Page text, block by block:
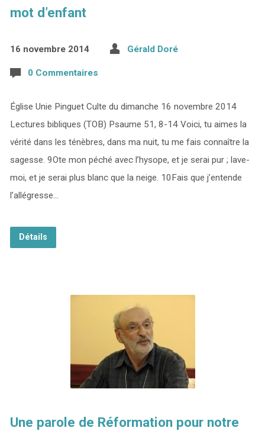
mot d’enfant
16 novembre 2014 Gérald Doré
0 Commentaires
Église Unie Pinguet Culte du dimanche 16 novembre 2014
Lectures bibliques (TOB) Psaume 51, 8-14 Voici, tu aimes la
vérité dans les ténèbres, dans ma nuit, tu me fais connaître la
sagesse. 9Ote mon péché avec l’hysope, et je serai pur ; lave-
moi, et je serai plus blanc que la neige. 10Fais que j’entende
l’allégresse…
Détails
Une parole de Réformation pour notre